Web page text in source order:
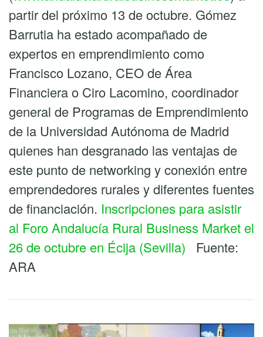
partir del próximo 13 de octubre. Gómez
Barrutia ha estado acompañado de
expertos en emprendimiento como
Francisco Lozano, CEO de Área
Financiera o Ciro Lacomino, coordinador
general de Programas de Emprendimiento
de la Universidad Autónoma de Madrid
quienes han desgranado las ventajas de
este punto de networking y conexión entre
emprendedores rurales y diferentes fuentes
de financiación. Inscripciones para asistir
al Foro Andalucía Rural Business Market el
26 de octubre en Écija (Sevilla) Fuente:
ARA